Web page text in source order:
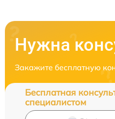
Нужна
Закажите бесплатную
Бесплатная
специалистом